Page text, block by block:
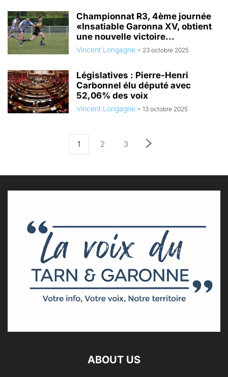
Championnat R3, 4ème journée
«Insatiable Garonna XV, obtient
une nouvelle victoire...
Vincent Longagne - 23 octobre 2025
Législatives : Pierre-Henri
Carbonnel élu député avec
52,06% des voix
Vincent Longagne - 13 octobre 2025
1 2 3
ABOUT US